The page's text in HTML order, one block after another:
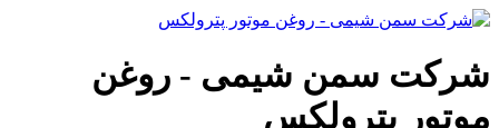
شرکت سمن شیمی - روغن
موتور پترولکس